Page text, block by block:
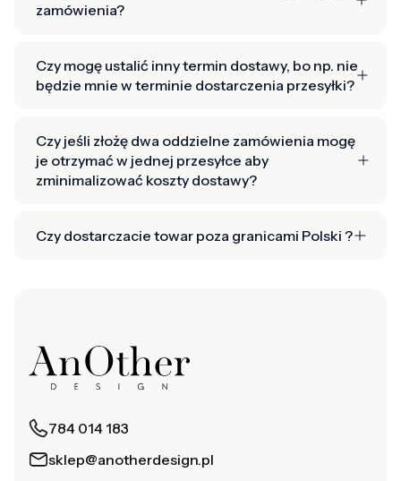
zamówienia?
Czy mogę ustalić inny termin dostawy, bo np. nie
będzie mnie w terminie dostarczenia przesyłki?
Czy jeśli złożę dwa oddzielne zamówienia mogę
je otrzymać w jednej przesyłce aby
zminimalizować koszty dostawy?
Czy dostarczacie towar poza granicami Polski ?
784 014 183
sklep@anotherdesign.pl